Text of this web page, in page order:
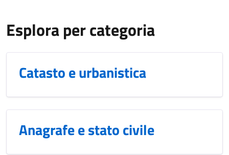
Esplora per categoria
Catasto e urbanistica
Anagrafe e stato civile